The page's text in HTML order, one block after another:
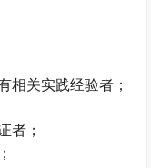
相关实践经验者；
者；